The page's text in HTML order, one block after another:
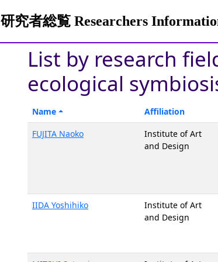
研究者総覧 Researchers
List by research
ecological
Name Affiliation
FUJITA Naoko
Institute of Art
and Design
IIDA Yoshihiko
Institute of Art
and Design